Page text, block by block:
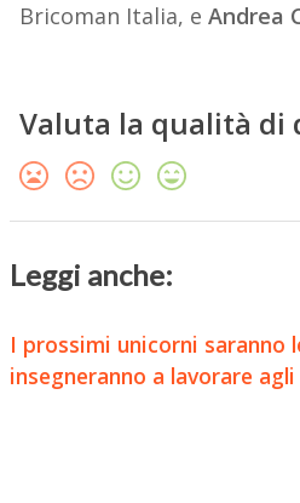
Bricoman Italia, e Andrea
Valuta la qualità di
Leggi anche:
I prossimi unicorni saranno
insegneranno a lavorare